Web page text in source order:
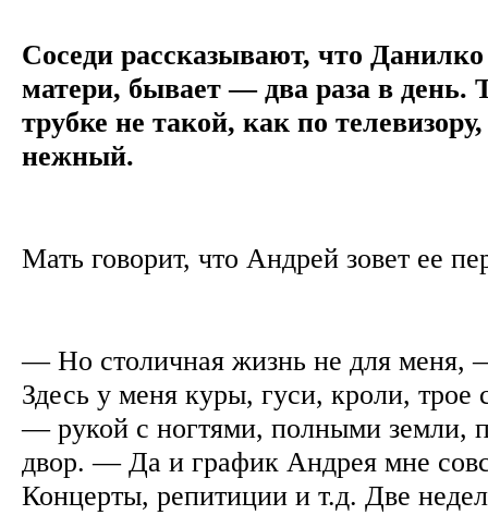
Соседи рассказывают, что
матери, бывает — два раза в день.
трубке не такой, как по
нежный.
Мать говорит, что Андрей зовет ее
— Но столичная жизнь не для меня,
Здесь у меня куры, гуси, кроли, трое
— рукой с ногтями, полными земли,
двор. — Да и график Андрея мне
Концерты, репитиции и т.д. Две